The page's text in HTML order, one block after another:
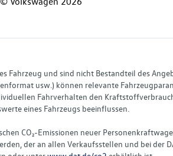
Fahrzeug und sind nicht Bestandteil des
usw.) können relevante
Fahrverhalten den
eines Fahrzeugs beeinflussen.
CO₂-Emissionen neuer
der an allen Verkaufsstellen und bei der